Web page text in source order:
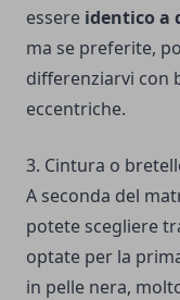
essere identico a
ma se preferite,
differenziarvi con
eccentriche.
3. Cintura o
A seconda del
potete scegliere
optate per la
in pelle nera,